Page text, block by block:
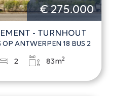
€ 275.000
- TURNHOUT
OP ANTWERPEN 18 BUS 2
2 83m2